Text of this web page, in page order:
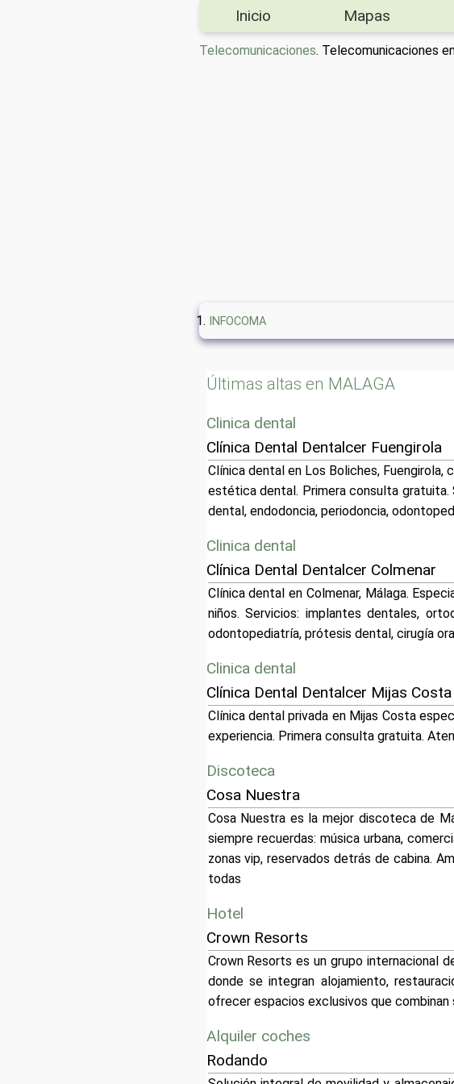
Inicio Mapas
Telecomunicaciones. Telecomunicaciones
INFOCOMA
Últimas altas en MALAGA
Clinica dental
Clínica Dental Dentalcer Fuengirola
Clínica dental en Los Boliches, Fuengirola,
estética dental. Primera consulta
dental, endodoncia, periodoncia,
Clinica dental
Clínica Dental Dentalcer Colmenar
Clínica dental en Colmenar, Málaga.
niños. Servicios: implantes dentales,
odontopediatría, prótesis dental, cirugía
Clinica dental
Clínica Dental Dentalcer Mijas Costa
Clínica dental privada en Mijas Costa
experiencia. Primera consulta gratuita.
Discoteca
Cosa Nuestra
Cosa Nuestra es la mejor discoteca de
siempre recuerdas: música urbana,
zonas vip, reservados detrás de cabina.
todas
Hotel
Crown Resorts
Crown Resorts es un grupo internacional
donde se integran alojamiento,
ofrecer espacios exclusivos que
Alquiler coches
Rodando